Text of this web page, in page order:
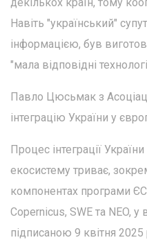
Навіть "український"
інформацією, був
"мала відповідні
Павло Цюсьмак з
інтеграцію України у
Процес інтеграції
екосистему триває,
компонентах програми ЄС
Copernicus, SWE та NEO, у
підписаною 9 квітня 2025